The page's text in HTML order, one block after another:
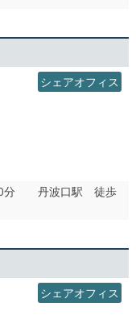
シェアオフィス
分 丹波口駅 徒歩
シェアオフィス